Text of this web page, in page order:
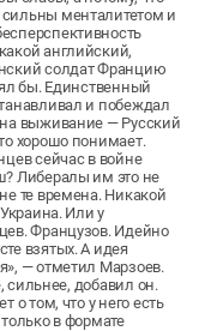
менталитетом и
английский,
солдат Францию
бы. Единственный
и побеждал
выживание — Русский
хорошо понимает.
сейчас в войне
Либералы им это не
те времена. Никакой
Или у
Французов. Идейно
взятых. А идея
— отметил Марзоев.
сильнее, добавил он.
о том, что у него есть
в формате